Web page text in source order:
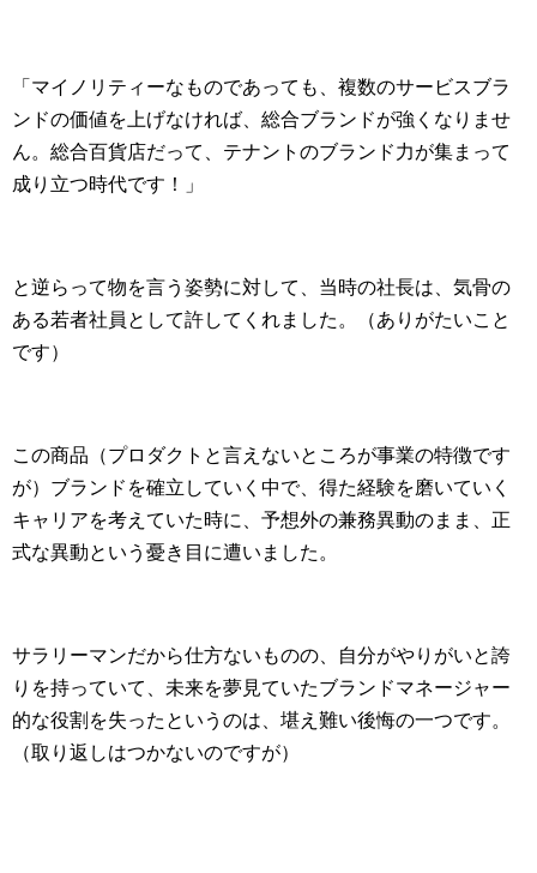
「マイノリティーなものであっても、複数のサービスブラ
ンドの価値を上げなければ、総合ブランドが強くなりませ
ん。総合百貨店だって、テナントのブランド力が集まって
成り立つ時代です！」
と逆らって物を言う姿勢に対して、当時の社長は、気骨の
ある若者社員として許してくれました。（ありがたいこと
です）
この商品（プロダクトと言えないところが事業の特徴です
が）ブランドを確立していく中で、得た経験を磨いていく
キャリアを考えていた時に、予想外の兼務異動のまま、正
式な異動という憂き目に遭いました。
サラリーマンだから仕方ないものの、自分がやりがいと誇
りを持っていて、未来を夢見ていたブランドマネージャー
的な役割を失ったというのは、堪え難い後悔の一つです。
（取り返しはつかないのですが）